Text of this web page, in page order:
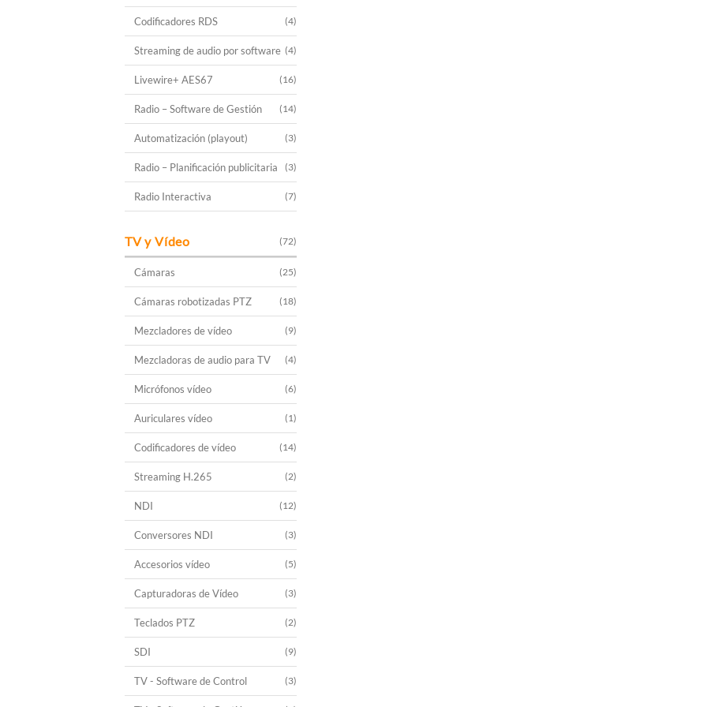
Codificadores RDS (4)
Streaming de audio por software (4)
Livewire+ AES67 (16)
Radio – Software de Gestión (14)
Automatización (playout) (3)
Radio – Planificación publicitaria (3)
Radio Interactiva (7)
TV y Vídeo (72)
Cámaras (25)
Cámaras robotizadas PTZ (18)
Mezcladores de vídeo (9)
Mezcladoras de audio para TV (4)
Micrófonos vídeo (6)
Auriculares vídeo (1)
Codificadores de vídeo (14)
Streaming H.265 (2)
NDI (12)
Conversores NDI (3)
Accesorios vídeo (5)
Capturadoras de Vídeo (3)
Teclados PTZ (2)
SDI (9)
TV - Software de Control (3)